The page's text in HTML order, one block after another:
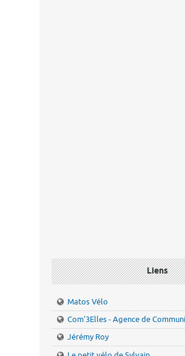
Liens
Matos Vélo
Com'3Elles - Agence de
Jérémy Roy